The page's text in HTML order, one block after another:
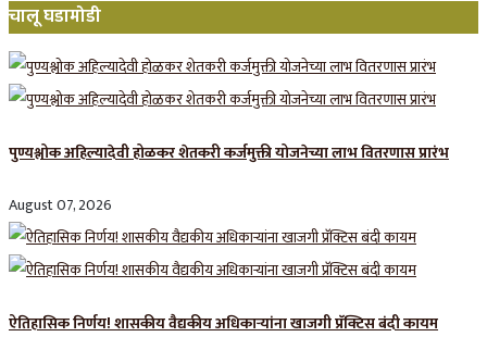
चालू घडामोडी
पुण्यश्लोक अहिल्यादेवी होळकर शेतकरी कर्जमुक्ती योजनेच्या लाभ वितरणास प्रारंभ
August 07, 2026
ऐतिहासिक निर्णय! शासकीय वैद्यकीय अधिकाऱ्यांना खाजगी प्रॅक्टिस बंदी कायम